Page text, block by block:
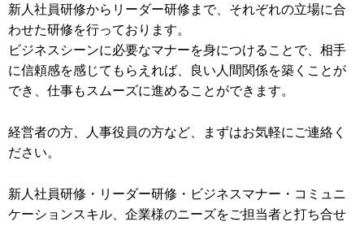
新人社員研修からリーダー研修まで、それぞれの立場に合
わせた研修を行っております。
ビジネスシーンに必要なマナーを身につけることで、相手
に信頼感を感じてもらえれば、良い人間関係を築くことが
でき、仕事もスムーズに進めることができます。
経営者の方、人事役員の方など、まずはお気軽にご連絡く
ださい。
新人社員研修・リーダー研修・ビジネスマナー・コミュニ
ケーションスキル、企業様のニーズをご担当者と打ち合せ